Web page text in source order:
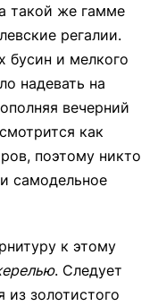
такой же гамме
регалии.
бусин и мелкого
надевать на
вечерний
как
поэтому никто
самодельное
к этому
. Следует
из золотистого